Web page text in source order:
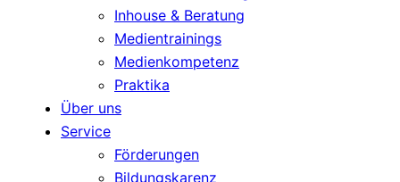
Inhouse & Beratung
Medientrainings
Medienkompetenz
Praktika
Über uns
Service
Förderungen
Bildungskarenz